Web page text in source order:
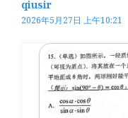
qiusir
2026年5月27日 上午10:21